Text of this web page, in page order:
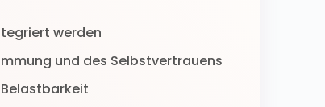
werden
und des Selbstvertrauens